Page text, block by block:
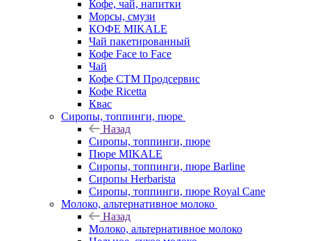
Кофе, чай, напитки
Морсы, смузи
КОФЕ MIKALE
Чай пакетированный
Кофе Face to Face
Чай
Кофе СТМ Продсервис
Кофе Ricetta
Квас
Сиропы, топпинги, пюре
Назад
Сиропы, топпинги, пюре
Пюре MIKALE
Сиропы, топпинги, пюре Barline
Сиропы Herbarista
Сиропы, топпинги, пюре Royal Cane
Молоко, альтернативное молоко
Назад
Молоко, альтернативное молоко